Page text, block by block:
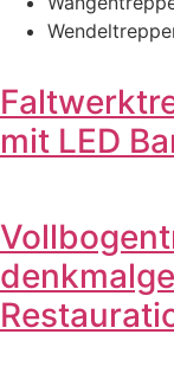
mit LED